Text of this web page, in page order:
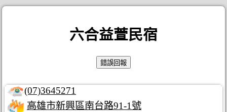
六合益萱民宿
(07)3645271
高雄市新興區南台路91-1號